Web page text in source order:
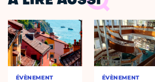
ÉVÈNEMENT ÉVÈNEMENT